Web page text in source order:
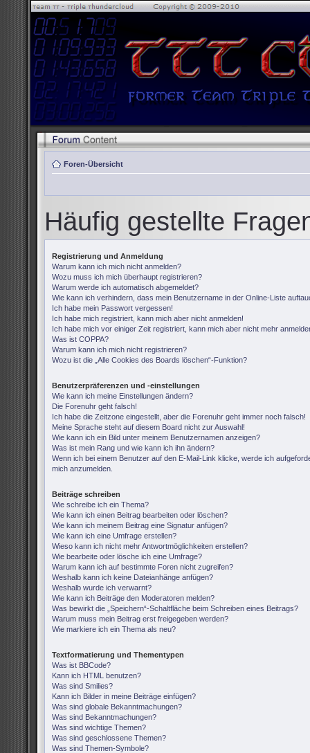
Foren-Übersicht
Häufig gestellte
Registrierung und Anmeldung
Warum kann ich mich nicht anmelden?
Wozu muss ich mich überhaupt registrieren?
Warum werde ich automatisch abgemeldet?
Wie kann ich verhindern, dass mein Benutzername in der Online-Liste
Ich habe mein Passwort vergessen!
Ich habe mich registriert, kann mich aber nicht anmelden!
Ich habe mich vor einiger Zeit registriert, kann mich aber nicht mehr
Was ist COPPA?
Warum kann ich mich nicht registrieren?
Wozu ist die „Alle Cookies des Boards löschen“-Funktion?
Benutzerpräferenzen und -einstellungen
Wie kann ich meine Einstellungen ändern?
Die Forenuhr geht falsch!
Ich habe die Zeitzone eingestellt, aber die Forenuhr geht immer noch falsch!
Meine Sprache steht auf diesem Board nicht zur Auswahl!
Wie kann ich ein Bild unter meinem Benutzernamen anzeigen?
Was ist mein Rang und wie kann ich ihn ändern?
Wenn ich bei einem Benutzer auf den E-Mail-Link klicke, werde ich
mich anzumelden.
Beiträge schreiben
Wie schreibe ich ein Thema?
Wie kann ich einen Beitrag bearbeiten oder löschen?
Wie kann ich meinem Beitrag eine Signatur anfügen?
Wie kann ich eine Umfrage erstellen?
Wieso kann ich nicht mehr Antwortmöglichkeiten erstellen?
Wie bearbeite oder lösche ich eine Umfrage?
Warum kann ich auf bestimmte Foren nicht zugreifen?
Weshalb kann ich keine Dateianhänge anfügen?
Weshalb wurde ich verwarnt?
Wie kann ich Beiträge den Moderatoren melden?
Was bewirkt die „Speichern“-Schaltfläche beim Schreiben eines Beitrags?
Warum muss mein Beitrag erst freigegeben werden?
Wie markiere ich ein Thema als neu?
Textformatierung und Thementypen
Was ist BBCode?
Kann ich HTML benutzen?
Was sind Smilies?
Kann ich Bilder in meine Beiträge einfügen?
Was sind globale Bekanntmachungen?
Was sind Bekanntmachungen?
Was sind wichtige Themen?
Was sind geschlossene Themen?
Was sind Themen-Symbole?